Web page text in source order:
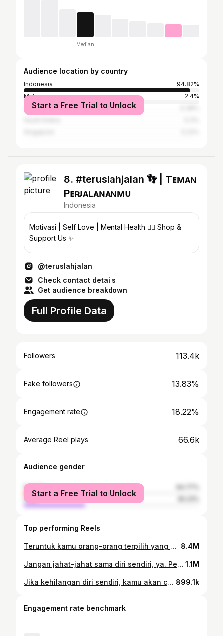
Median
Audience location by country
Indonesia
94.82%
Malaysia
2.4%
Japan
Start a Free Trial to Unlock
8. #teruslahjalan 👣 | Tᴇᴍᴀɴ
Pᴇʀᴊᴀʟᴀɴᴀɴᴍᴜ
Indonesia
Motivasi | Self Love | Mental Health 👇🏻 Shop &
Support Us ✨️
@teruslahjalan
Check contact details
Get audience breakdown
Full Profile Data
Followers 113.4k
Fake followers 13.83%
Engagement rate 18.22%
Average Reel plays 66.6k
Audience gender
female
male
Start a Free Trial to Unlock
Top performing Reels
Teruntuk kamu orang-orang terpilih yang hebat, jika Allah saja yakin kamu hebat, kenapa kamu ragu dengan kemampuanmu sendiri? Yakini saja pada diri bahwa kamu bisa ngelewatin dan PASTI BISA melewati semua persoalan hidup. Dan jangan lupa libatkan Allah jika ingin hasil yang indah. #teruslahjalan #2024 #oktober #quotes #positivevibes #renungan #healing #selflove #selfcare #selfhealing #overthinking #positivethinking #sembuh #mentalhealth #kesehatanmental #anxiety #beyourself #menjadimanusia #skd #cpns #quotesindonesia #weekend #weekday #pejuangnafkah #jumatberkah 8.4M
Jangan jahat-jahat sama diri sendiri, ya. Penerimaan adalah bentuk apresiasi atas diri sendiri. Maafkan semua yang lalu, ampuni hati kecilmu. #teruslahjalan #2024 #oktober #quotes #positivevibes #renungan #healing #selflove #selfcare #selfhealing #overthinking #positivethinking #sembuh #mentalhealth #kesehatanmental #anxiety #beyourself #menjadimanusia #skd #cpns #quotesindonesia #weekend #weekday #pejuangnafkah #rabu 1.1M
Jika kehilangan diri sendiri, kamu akan celaka. Jika kamu kehilangan Tuhan, maka kamu akan murka. #teruslahjalan #2024 #welcome #juli #quotes #positivevibes #renungan #healing #selflove #selfcare #selfhealing #overthinking #positivethinking #mentalhealth #kesehatanmental #anxiety #beyourself #quotesindonesia #weekend #weekday #senin 899.1k
Engagement rate benchmark